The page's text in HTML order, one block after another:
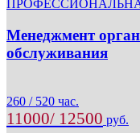
Менеджмент
обслуживания
260 / 520 час.
11000/ 12500 руб.